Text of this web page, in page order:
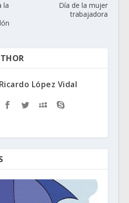
la
Día de la mujer
trabajadora
López Vidal